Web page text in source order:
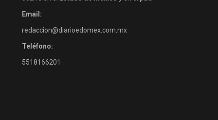
Email:
redaccion@diarioedomex.com.mx
Teléfono:
5518166201